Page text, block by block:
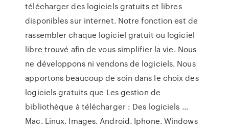
télécharger des logiciels gratuits et libres
disponibles sur internet. Notre fonction est de
rassembler chaque logiciel gratuit ou logiciel
libre trouvé afin de vous simplifier la vie. Nous
ne développons ni vendons de logiciels. Nous
apportons beaucoup de soin dans le choix des
logiciels gratuits que Les gestion de
bibliothèque à télécharger : Des logiciels ...
Mac. Linux. Images. Android. Iphone. Windows